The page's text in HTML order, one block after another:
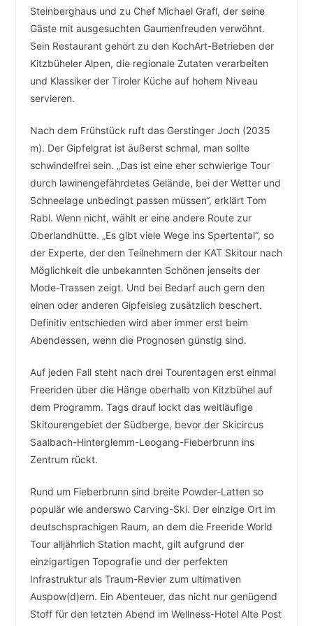
Steinberghaus und zu Chef Michael Grafl, der seine
Gäste mit ausgesuchten Gaumenfreuden verwöhnt.
Sein Restaurant gehört zu den KochArt-Betrieben der
Kitzbüheler Alpen, die regionale Zutaten verarbeiten
und Klassiker der Tiroler Küche auf hohem Niveau
servieren.
Nach dem Frühstück ruft das Gerstinger Joch (2035
m). Der Gipfelgrat ist äußerst schmal, man sollte
schwindelfrei sein. „Das ist eine eher schwierige Tour
durch lawinengefährdetes Gelände, bei der Wetter und
Schneelage unbedingt passen müssen“, erklärt Tom
Rabl. Wenn nicht, wählt er eine andere Route zur
Oberlandhütte. „Es gibt viele Wege ins Spertental“, so
der Experte, der den Teilnehmern der KAT Skitour nach
Möglichkeit die unbekannten Schönen jenseits der
Mode-Trassen zeigt. Und bei Bedarf auch gern den
einen oder anderen Gipfelsieg zusätzlich beschert.
Definitiv entschieden wird aber immer erst beim
Abendessen, wenn die Prognosen günstig sind.
Auf jeden Fall steht nach drei Tourentagen erst einmal
Freeriden über die Hänge oberhalb von Kitzbühel auf
dem Programm. Tags drauf lockt das weitläufige
Skitourengebiet der Südberge, bevor der Skicircus
Saalbach-Hinterglemm-Leogang-Fieberbrunn ins
Zentrum rückt.
Rund um Fieberbrunn sind breite Powder-Latten so
populär wie anderswo Carving-Ski. Der einzige Ort im
deutschsprachigen Raum, an dem die Freeride World
Tour alljährlich Station macht, gilt aufgrund der
einzigartigen Topografie und der perfekten
Infrastruktur als Traum-Revier zum ultimativen
Auspow(d)ern. Ein Abenteuer, das nicht nur genügend
Stoff für den letzten Abend im Wellness-Hotel Alte Post